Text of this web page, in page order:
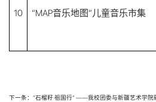
10 “MAP音乐地图”儿童音乐市集
下一条：“石榴籽·祖国行” ——我校团委与新疆艺术学院